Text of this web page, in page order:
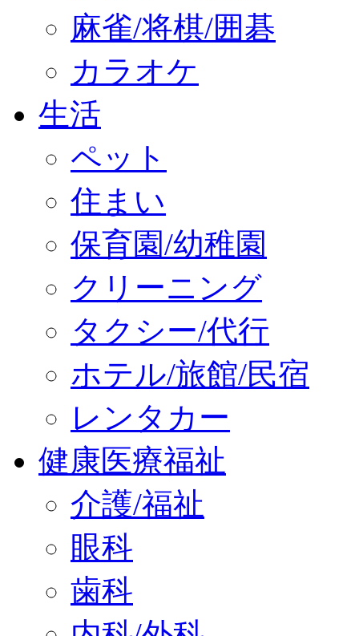
麻雀/将棋/囲碁
カラオケ
生活
ペット
住まい
保育園/幼稚園
クリーニング
タクシー/代行
ホテル/旅館/民宿
レンタカー
健康医療福祉
介護/福祉
眼科
歯科